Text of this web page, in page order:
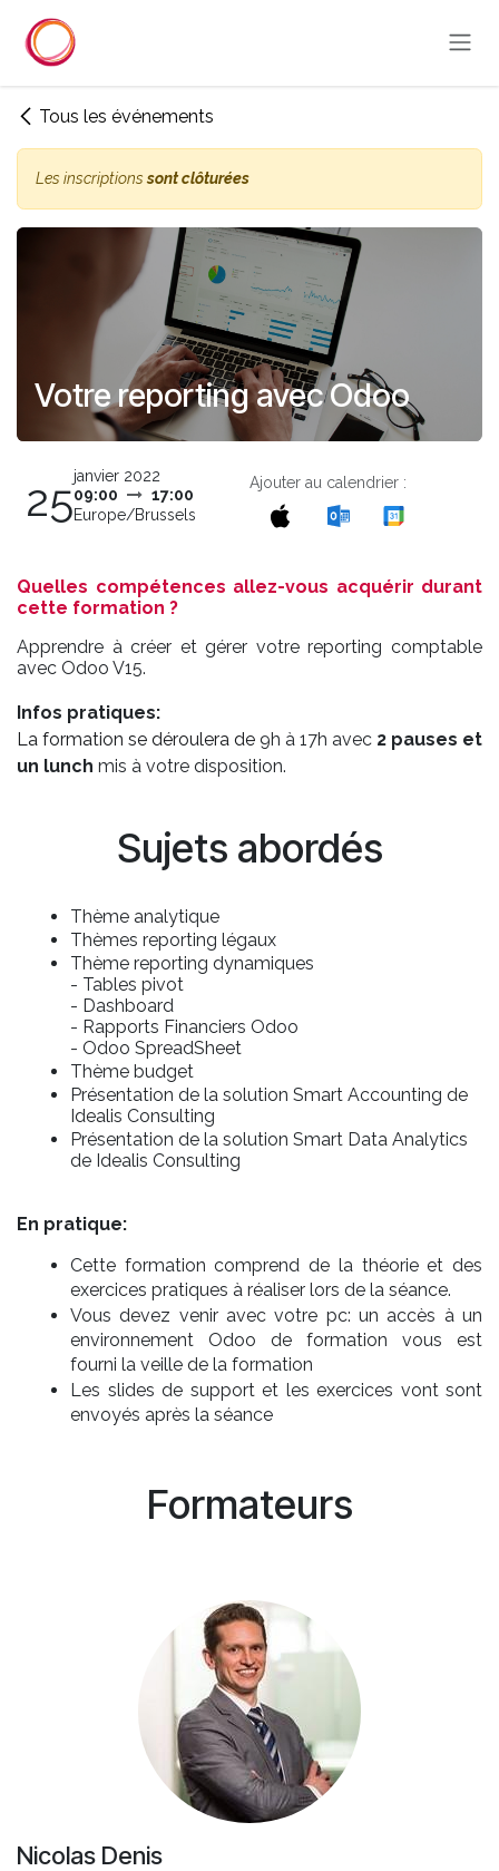
Tous les événements
Les inscriptionssont clôturées
Votre reporting avec Odoo
25janvier 2022
09:00
17:00
Europe/Brussels
Ajouter au calendrier :
Quelles compétences allez-vous acquérir durant
cette formation ?
Apprendre à créer et gérer votre reporting comptable
avec Odoo V15.
Infos pratiques:
La formation se déroulera de 9h à 17h avec 2 pauses et
un lunch mis à votre disposition.
Sujets abordés
Thème analytique
Thèmes reporting légaux
Thème reporting dynamiques
- Tables pivot
- Dashboard
- Rapports Financiers Odoo
- Odoo SpreadSheet
Thème budget
Présentation de la solution Smart Accounting de
Idealis Consulting
Présentation de la solution Smart Data Analytics
de Idealis Consulting
En pratique:
Cette formation comprend de la théorie et des
exercices pratiques à réaliser lors de la séance.
Vous devez venir avec votre pc: un accès à un
environnement Odoo de formation vous est
fourni la veille de la formation
Les slides de support et les exercices vont sont
envoyés après la séance
Formateurs
Nicolas Denis